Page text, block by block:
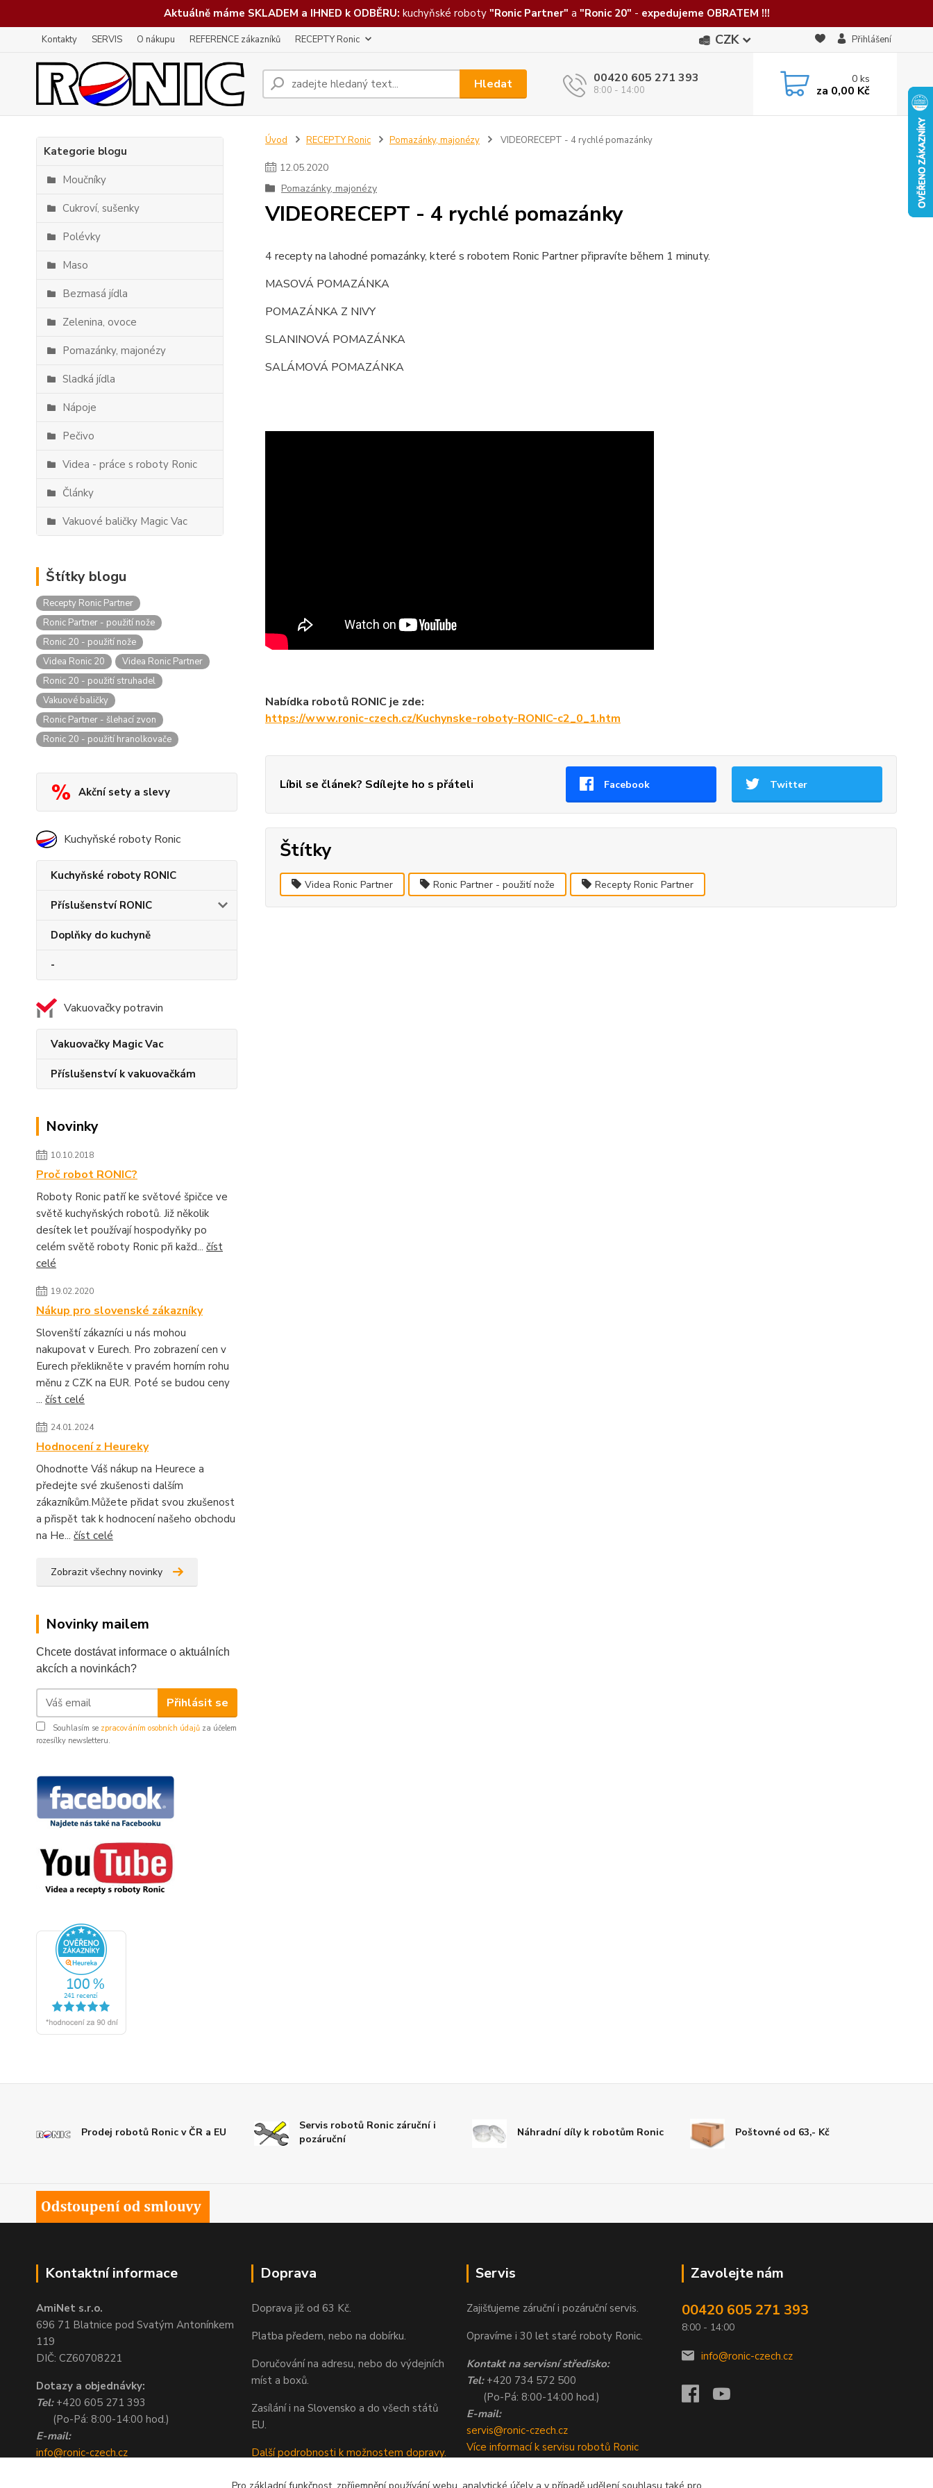
Aktuálně máme SKLADEM a IHNED k ODBĚRU: kuchyňské roboty "Ronic Partner" a "Ronic 20" - expedujeme OBRATEM !!!
Kontakty SERVIS O nákupu REFERENCE zákazníků RECEPTY Ronic CZK Přihlášení
Hledat 00420 605 271 393
8:00 - 14:00
0ks
za 0,00 Kč
Kategorie blogu
Moučníky
Cukroví, sušenky
Polévky
Maso
Bezmasá jídla
Zelenina, ovoce
Pomazánky, majonézy
Sladká jídla
Nápoje
Pečivo
Videa - práce s roboty Ronic
Články
Vakuové baličky Magic Vac
Štítky blogu
Recepty Ronic Partner
Ronic Partner - použití nože
Ronic 20 - použití nože
Videa Ronic 20
Videa Ronic Partner
Ronic 20 - použití struhadel
Vakuové baličky
Ronic Partner - šlehací zvon
Ronic 20 - použití hranolkovače
Akční sety a slevy
Kuchyňské roboty Ronic
Kuchyňské roboty RONIC
Příslušenství RONIC
Doplňky do kuchyně
-
Vakuovačky potravin
Vakuovačky Magic Vac
Příslušenství k vakuovačkám
Novinky
10.10.2018
Proč robot RONIC?
Roboty Ronic patří ke světové špičce ve
světě kuchyňských robotů. Již několik
desítek let používají hospodyňky po
celém světě roboty Ronic při každ... číst
celé
19.02.2020
Nákup pro slovenské zákazníky
Slovenští zákazníci u nás mohou
nakupovat v Eurech. Pro zobrazení cen v
Eurech překlikněte v pravém horním rohu
měnu z CZK na EUR. Poté se budou ceny
... číst celé
24.01.2024
Hodnocení z Heureky
Ohodnoťte Váš nákup na Heurece a
předejte své zkušenosti dalším
zákazníkům.Můžete přidat svou zkušenost
a přispět tak k hodnocení našeho obchodu
na He... číst celé
Zobrazit všechny novinky
Novinky mailem
Chcete dostávat informace o aktuálních
akcích a novinkách?
Přihlásit se
Souhlasím se zpracováním osobních údajů za účelem
rozesílky newsletteru.
Úvod RECEPTY Ronic Pomazánky, majonézy VIDEORECEPT - 4 rychlé pomazánky
12.05.2020
Pomazánky, majonézy
VIDEORECEPT - 4 rychlé pomazánky
4 recepty na lahodné pomazánky, které s robotem Ronic Partner připravíte během 1 minuty.
MASOVÁ POMAZÁNKA
POMAZÁNKA Z NIVY
SLANINOVÁ POMAZÁNKA
SALÁMOVÁ POMAZÁNKA
Nabídka robotů RONIC je zde:
https://www.ronic-czech.cz/Kuchynske-roboty-RONIC-c2_0_1.htm
Líbil se článek? Sdílejte ho s přáteli Facebook Twitter
Štítky
Videa Ronic Partner Ronic Partner - použití nože Recepty Ronic Partner
Prodej robotů Ronic v ČR a EU
Servis robotů Ronic záruční i
pozáruční
Náhradní díly k robotům Ronic Poštovné od 63,- Kč
Kontaktní informace
AmiNet s.r.o.
696 71 Blatnice pod Svatým Antonínkem
119
DIČ: CZ60708221
Dotazy a objednávky:
Tel:+420 605 271 393
(Po-Pá: 8:00-14:00 hod.)
E-mail:
info@ronic-czech.cz
Doprava
Doprava již od 63 Kč.
Platba předem, nebo na dobírku.
Doručování na adresu, nebo do výdejních
míst a boxů.
Zasílání i na Slovensko a do všech států
EU.
Další podrobnosti k možnostem dopravy.
Servis
Zajišťujeme záruční i pozáruční servis.
Opravíme i 30 let staré roboty Ronic.
Kontakt na servisní středisko:
Tel:+420 734 572 500
(Po-Pá: 8:00-14:00 hod.)
E-mail:
servis@ronic-czech.cz
Více informací k servisu robotů Ronic
Zavolejte nám
00420 605 271 393
8:00 - 14:00
info@ronic-czech.cz